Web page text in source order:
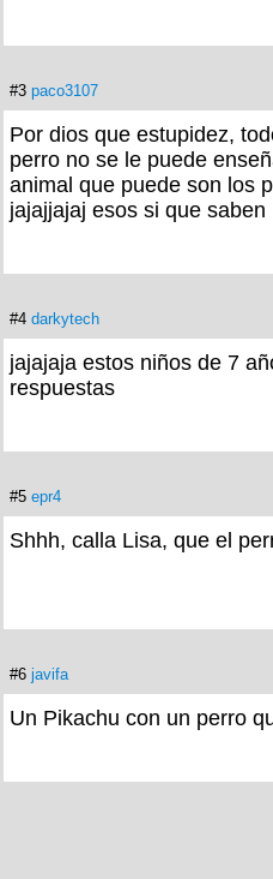
#3 paco3107
Por dios que estupidez,
perro no se le puede
animal que puede son los
jajajjajaj esos si que saben
#4 darkytech
jajajaja estos niños de 7
respuestas
#5 epr4
Shhh, calla Lisa, que el
#6 javifa
Un Pikachu con un perro